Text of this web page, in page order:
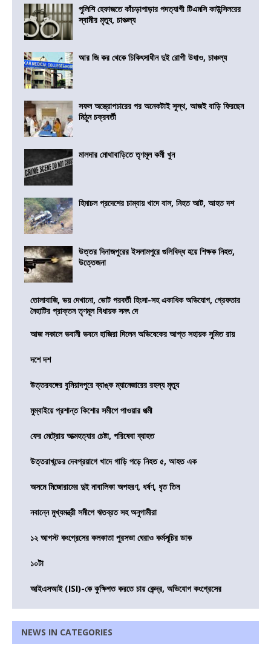
পুলিশি হেফাজতে কাঁচড়াপাড়ার পদত্যাগী টিএমসি কাউন্সিলরের
স্বামীর মৃত্যু, চাঞ্চল্য
আর জি কর থেকে চিকিৎসাধীন দুই রোগী উধাও, চাঞ্চল্য
সফল অস্ত্রোপচারের পর অনেকটাই সুস্থ, আজই বাড়ি ফিরছেন
মিঠুন চক্রবর্তী
মালদার মোথাবাড়িতে তৃণমূল কর্মী খুন
হিমাচল প্রদেশের চাম্বায় খাদে বাস, নিহত আট, আহত দশ
উত্তর দিনাজপুরের ইসলামপুরে গুলিবিদ্ধ হয়ে শিক্ষক নিহত,
উত্তেজনা
তোলাবাজি, ভয় দেখানো, ভোট পরবর্তী হিংসা-সহ একাধিক অভিযোগ, গ্রেফতার
নৈহাটির প্রাক্তন তৃণমূল বিধায়ক সনৎ দে
আজ সকালে ভবানী ভবনে হাজিরা দিলেন অভিষেকের আপ্ত সহায়ক সুমিত রায়
দশে দশ
উত্তরবঙ্গের বুনিয়াদপুরে ব্যাঙ্ক ম্যানেজারের রহস্য মৃত্যু
মুম্বাইয়ে প্রশান্ত কিশোর সমীপে পাওয়ার পত্মী
ফের মেট্রোয় আত্মহত্যার চেষ্টা, পরিষেবা ব্যাহত
উত্তরাখন্ডের দেবপ্রয়াগে খাদে গাড়ি পড়ে নিহত ৫, আহত এক
অসমে মিজোরামের দুই নাবালিকা অপহরণ, ধর্ষণ, ধৃত তিন
নবান্নে মুখ্যমন্ত্রী সমীপে ঋতব্রত সহ অনুগামীরা
১২ আগস্ট কংগ্রেসের কলকাতা পুরসভা ঘেরাও কর্মসূচির ডাক
১০টা
আইএসআই (ISI)-কে কুক্ষিগত করতে চায় কেন্দ্র, অভিযোগ কংগ্রেসের
NEWS IN CATEGORIES